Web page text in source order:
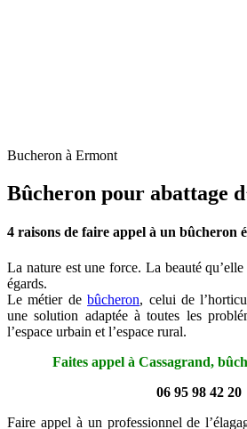
Bucheron à Ermont
Bûcheron pour abattage
4 raisons de faire appel à un bûcheron
La nature est une force. La beauté
égards.
Le métier debûcheron, celui de
une solution adaptée à toutes les
l’espace urbain et l’espace rural.
Faites appel à Cassagrand,
06 95 98 42 20
Faire appel à un professionnel de